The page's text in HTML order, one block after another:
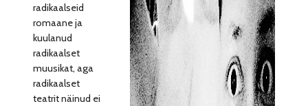
radikaalseid
romaane ja
kuulanud
radikaalset
muusikat, aga
radikaalset
teatrit näinud ei